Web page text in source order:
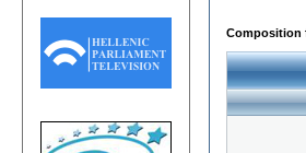
Composition